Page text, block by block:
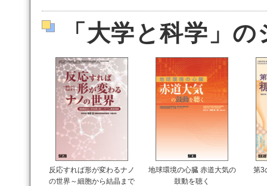
「大学と科学」
反応すれば形が変わるナノ
の世界～細胞から結晶まで
地球環境の心臓 赤道大気の
鼓動を聴く
第3